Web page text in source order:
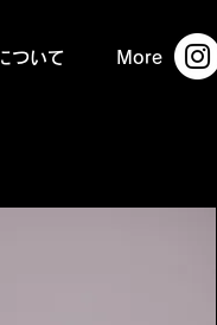
ついて More